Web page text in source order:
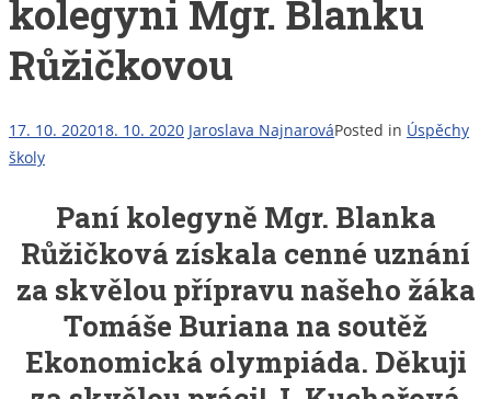
kolegyni Mgr. Blanku
Růžičkovou
17. 10. 202018. 10. 2020 Jaroslava NajnarováPosted in Úspěchy
školy
Paní kolegyně Mgr. Blanka
Růžičková získala cenné uznání
za skvělou přípravu našeho žáka
Tomáše Buriana na soutěž
Ekonomická olympiáda. Děkuji